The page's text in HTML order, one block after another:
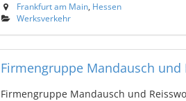
Frankfurt am Main, Hessen
Werksverkehr
Firmengruppe Mandausch und
Firmengruppe Mandausch und